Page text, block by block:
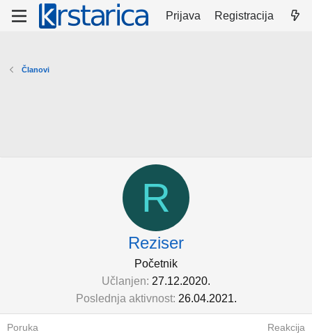
Prijava Registracija
Članovi
R
Reziser
Početnik
Učlanjen 27.12.2020.
Poslednja aktivnost 26.04.2021.
Poruka Reakcija